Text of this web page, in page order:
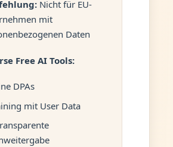
Nicht für EU-
mit
Daten
Free AI Tools:
DPAs
mit User Data